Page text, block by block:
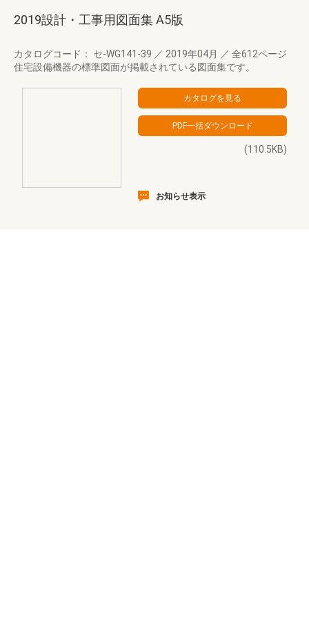
2019設計・工事用図面集 A5版
カタログコード： セ-WG141-39 ／ 2019年04月 ／ 全612ページ
住宅設備機器の標準図面が掲載されている図面集です。
(110.5KB)
お知らせ表示